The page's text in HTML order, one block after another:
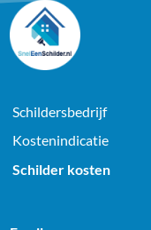
Schildersbedrijf
Kostenindicatie
Schilder kosten